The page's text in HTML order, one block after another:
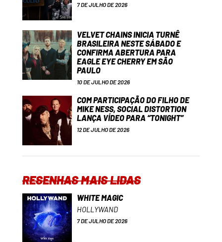
7 DE JULHO DE 2026
VELVET CHAINS INICIA TURNÊ
BRASILEIRA NESTE SÁBADO E
CONFIRMA ABERTURA PARA
EAGLE EYE CHERRY EM SÃO
PAULO
10 DE JULHO DE 2026
COM PARTICIPAÇÃO DO FILHO DE
MIKE NESS, SOCIAL DISTORTION
LANÇA VÍDEO PARA “TONIGHT”
12 DE JULHO DE 2026
RESENHAS MAIS LIDAS
WHITE MAGIC
HOLLYWAND
7 DE JULHO DE 2026